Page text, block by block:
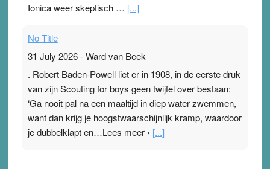
Ionica weer skeptisch … [...]
No Title
31 July 2026-Ward van Beek
. Robert Baden-Powell liet er in 1908, in de eerste druk
van zijn Scouting for boys geen twijfel over bestaan:
‘Ga nooit pal na een maaltijd in diep water zwemmen,
want dan krijg je hoogstwaarschijnlijk kramp, waardoor
je dubbelklapt en…Lees meer › [...]